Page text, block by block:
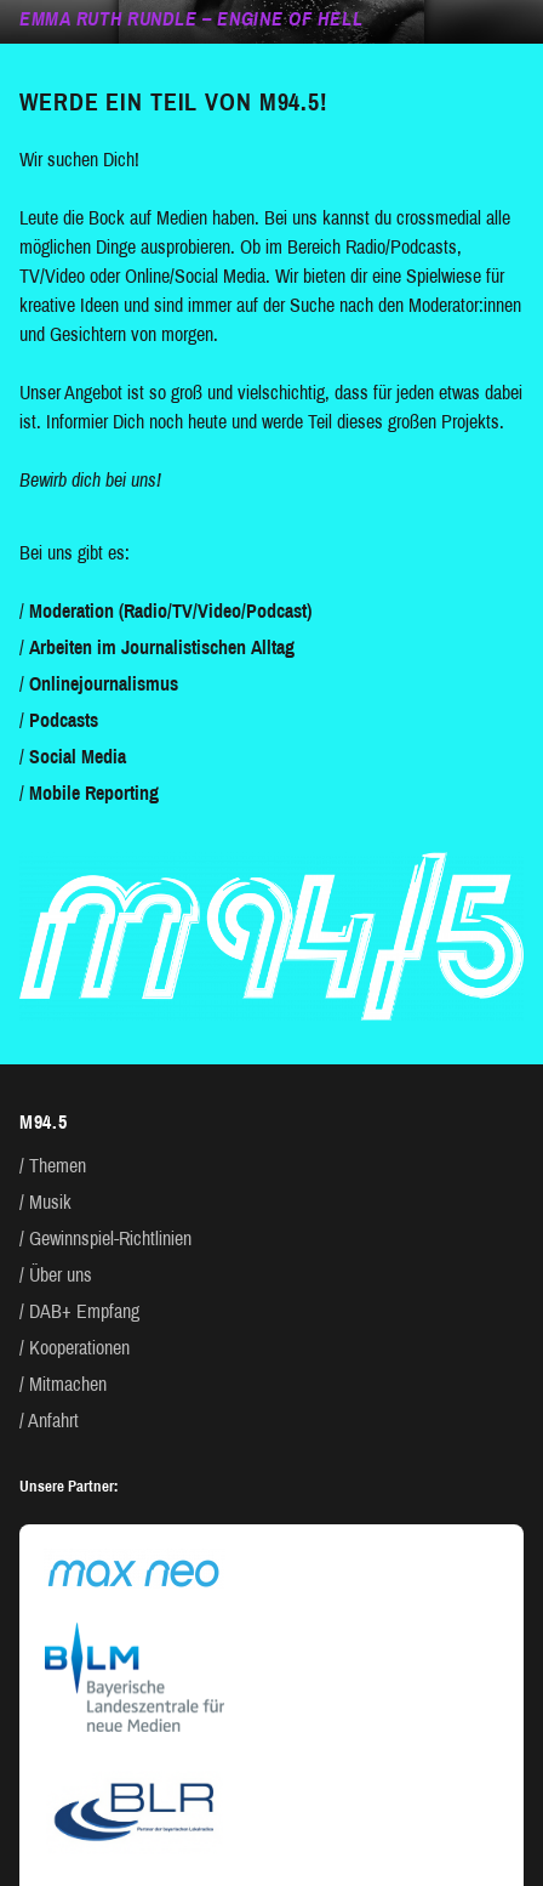
EMMA RUTH RUNDLE – ENGINE OF HELL
WERDE EIN TEIL VON M94.5!
Wir suchen Dich!
Leute die Bock auf Medien haben. Bei uns kannst du crossmedial alle
möglichen Dinge ausprobieren. Ob im Bereich Radio/Podcasts,
TV/Video oder Online/Social Media. Wir bieten dir eine Spielwiese für
kreative Ideen und sind immer auf der Suche nach den Moderator:innen
und Gesichtern von morgen.
Unser Angebot ist so groß und vielschichtig, dass für jeden etwas dabei
ist. Informier Dich noch heute und werde Teil dieses großen Projekts.
Bewirb dich bei uns!
Bei uns gibt es:
Moderation (Radio/TV/Video/Podcast)
Arbeiten im Journalistischen Alltag
Onlinejournalismus
Podcasts
Social Media
Mobile Reporting
M94.5
Themen
Musik
Gewinnspiel-Richtlinien
Über uns
DAB+ Empfang
Kooperationen
Mitmachen
Anfahrt
Unsere Partner: